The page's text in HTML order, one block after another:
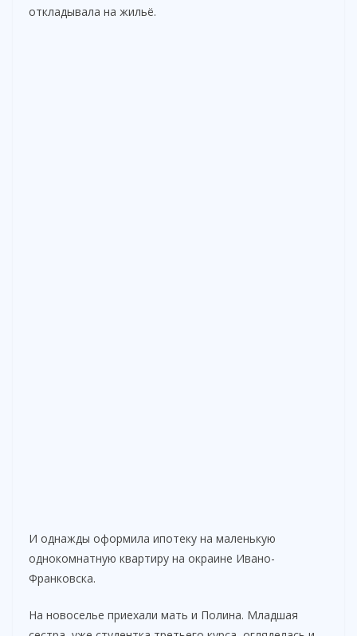
откладывала на жильё.
И однажды оформила ипотеку на маленькую
однокомнатную квартиру на окраине Ивано-
Франковска.
На новоселье приехали мать и Полина. Младшая